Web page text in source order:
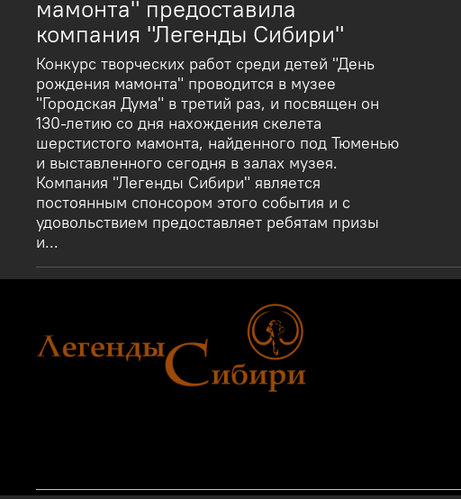
мамонта" предоставила
компания "Легенды Сибири"
Конкурс творческих работ среди детей "День
рождения мамонта" проводится в музее
"Городская Дума" в третий раз, и посвящен он
130-летию со дня нахождения скелета
шерстистого мамонта, найденного под Тюменью
и выставленного сегодня в залах музея.
Компания "Легенды Сибири" является
постоянным спонсором этого события и с
удовольствием предоставляет ребятам призы
и...